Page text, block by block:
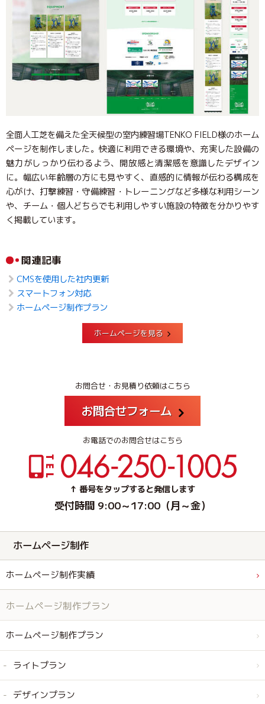
全面人工芝を備えた全天候型の室内練習場TENKO FIELD様のホーム
ページを制作しました。快適に利用できる環境や、充実した設備の
魅力がしっかり伝わるよう、開放感と清潔感を意識したデザイン
に。幅広い年齢層の方にも見やすく、直感的に情報が伝わる構成を
心がけ、打撃練習・守備練習・トレーニングなど多様な利用シーン
や、チーム・個人どちらでも利用しやすい施設の特徴を分かりやす
く掲載しています。
関連記事
CMSを使用した社内更新
スマートフォン対応
ホームページ制作プラン
ホームページを見る
お問合せ・お見積り依頼はこちら
お問合せフォーム
お電話でのお問合せはこちら
↑ 番号をタップすると発信します
受付時間 9:00～17:00（月～金）
ホームページ制作
ホームページ制作実績
ホームページ制作プラン
ホームページ制作プラン
ライトプラン
デザインプラン